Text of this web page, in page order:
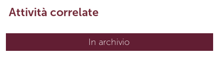
Attività correlate
In archivio